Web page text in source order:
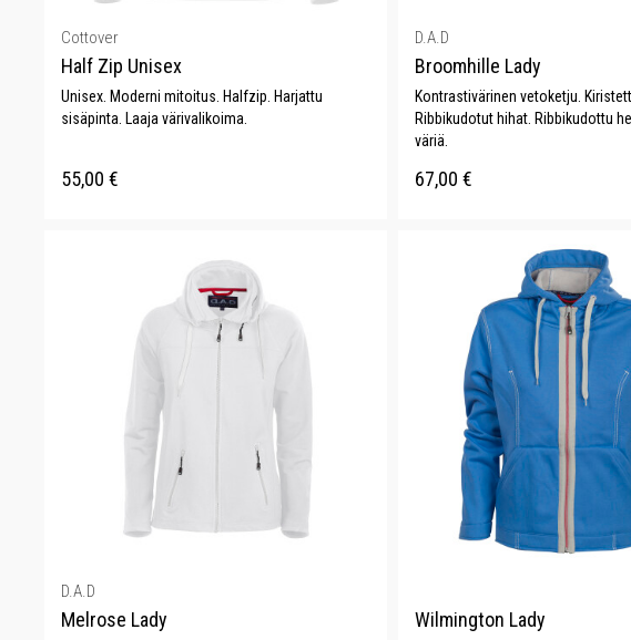
Cottover
Half Zip Unisex
Unisex. Moderni mitoitus. Halfzip. Harjattu
sisäpinta. Laaja värivalikoima.
55,00 €
D.A.D
Broomhille Lady
Kontrastivärinen vetoketju.
Ribbikudotut hihat. Ribbikudottu
väriä.
67,00 €
D.A.D
Melrose Lady Wilmington Lady